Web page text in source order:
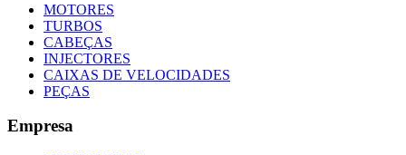
MOTORES
TURBOS
CABEÇAS
INJECTORES
CAIXAS DE VELOCIDADES
PEÇAS
Empresa